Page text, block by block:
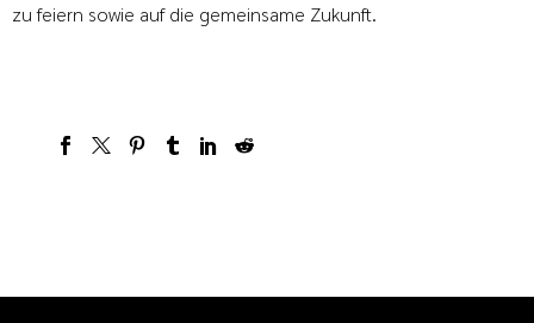
zu feiern sowie auf die gemeinsame Zukunft.